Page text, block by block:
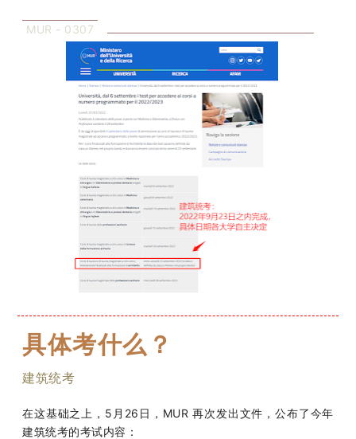
MUR - 0307
具体考什么？
建筑统考
在这基础之上，5月26日，MUR 再次发出文件，公布了今年
建筑统考的考试内容：